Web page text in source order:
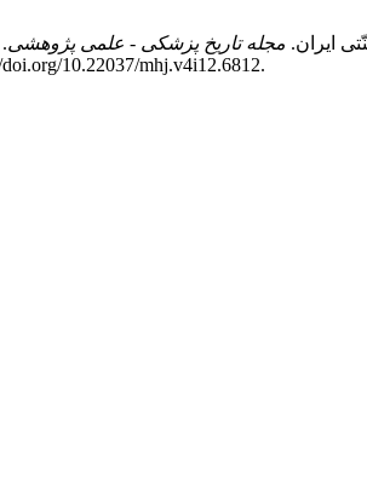
مجله تاریخ پزشکی - علمی پژوهشی
doi.org/10.22037/mhj.v4i12.6812.